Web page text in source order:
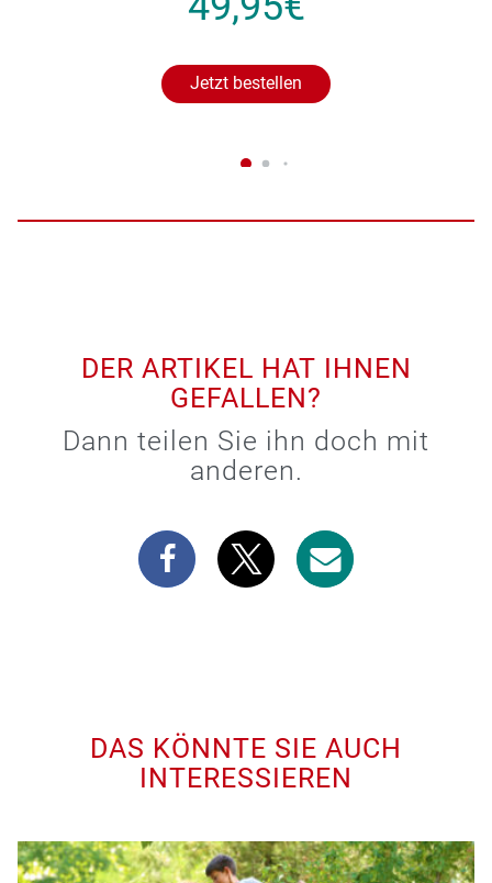
Jetzt bestellen
DER ARTIKEL HAT IHNEN
GEFALLEN?
Dann teilen Sie ihn doch mit
anderen.
DAS KÖNNTE SIE AUCH
INTERESSIEREN